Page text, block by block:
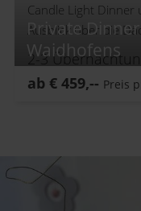
Private
Waidhofens
Candle Light Dinner
Ausblick über die
2-3
ab € 459,-- Preis